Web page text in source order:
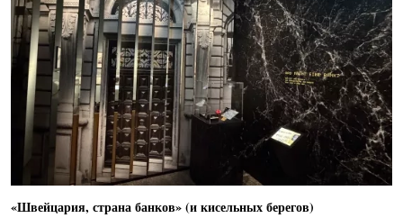
«Швейцария, страна банков» (и кисельных берегов)